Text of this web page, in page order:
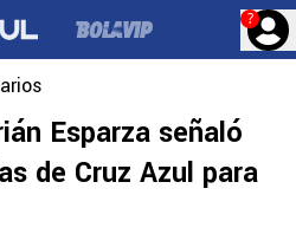
?
Esparza señaló
de Cruz Azul para